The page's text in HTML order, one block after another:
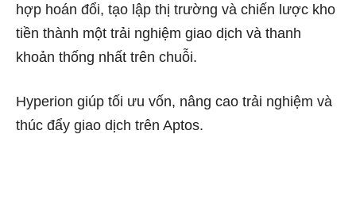
hợp hoán đổi, tạo lập thị trường và chiến lược kho
tiền thành một trải nghiệm giao dịch và thanh
khoản thống nhất trên chuỗi.
Hyperion giúp tối ưu vốn, nâng cao trải nghiệm và
thúc đẩy giao dịch trên Aptos.